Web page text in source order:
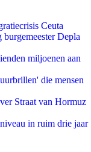
Ceuta
Depla
miljoenen aan
die mensen
Straat van Hormuz
in ruim drie jaar